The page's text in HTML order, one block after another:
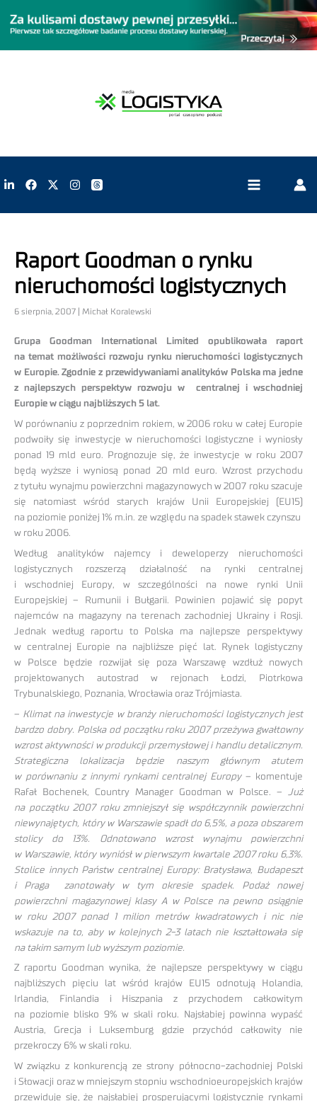
Raport Goodman o rynku
nieruchomości logistycznych
6 sierpnia, 2007 | Michał Koralewski
Grupa Goodman International Limited opublikowała raport
na temat możliwości rozwoju rynku nieruchomości logistycznych
w Europie. Zgodnie z przewidywaniami analityków Polska ma jedne
z najlepszych perspektyw rozwoju w centralnej i wschodniej
Europie w ciągu najbliższych 5 lat.
W porównaniu z poprzednim rokiem, w 2006 roku w całej Europie
podwoiły się inwestycje w nieruchomości logistyczne i wyniosły
ponad 19 mld euro. Prognozuje się, że inwestycje w roku 2007
będą wyższe i wyniosą ponad 20 mld euro. Wzrost przychodu
z tytułu wynajmu powierzchni magazynowych w 2007 roku szacuje
się natomiast wśród starych krajów Unii Europejskiej (EU15)
na poziomie poniżej 1% m.in. ze względu na spadek stawek czynszu
w roku 2006.
Według analityków najemcy i deweloperzy nieruchomości
logistycznych rozszerzą działalność na rynki centralnej
i wschodniej Europy, w szczególności na nowe rynki Unii
Europejskiej – Rumunii i Bułgarii. Powinien pojawić się popyt
najemców na magazyny na terenach zachodniej Ukrainy i Rosji.
Jednak według raportu to Polska ma najlepsze perspektywy
w centralnej Europie na najbliższe pięć lat. Rynek logistyczny
w Polsce będzie rozwijał się poza Warszawę wzdłuż nowych
projektowanych autostrad w rejonach Łodzi, Piotrkowa
Trybunalskiego, Poznania, Wrocławia oraz Trójmiasta.
– Klimat na inwestycje w branży nieruchomości logistycznych jest
bardzo dobry. Polska od początku roku 2007 przeżywa gwałtowny
wzrost aktywności w produkcji przemysłowej i handlu detalicznym.
Strategiczna lokalizacja będzie naszym głównym atutem
w porównaniu z innymi rynkami centralnej Europy– komentuje
Rafał Bochenek, Country Manager Goodman w Polsce. –
Już
na początku 2007 roku zmniejszył się współczynnik powierzchni
niewynajętych, który w Warszawie spadł do 6,5%, a poza obszarem
stolicy do 13%. Odnotowano wzrost wynajmu powierzchni
w Warszawie, który wyniósł w pierwszym kwartale 2007 roku 6,3%.
Stolice innych Państw centralnej Europy: Bratysława, Budapeszt
i Praga zanotowały w tym okresie spadek. Podaż nowej
powierzchni magazynowej klasy A w Polsce na pewno osiągnie
w roku 2007 ponad 1 milion metrów kwadratowych i nic nie
wskazuje na to, aby w kolejnych 2-3 latach nie kształtowała się
na takim samym lub wyższym poziomie.
Z raportu Goodman wynika, że najlepsze perspektywy w ciągu
najbliższych pięciu lat wśród krajów EU15 odnotują Holandia,
Irlandia, Finlandia i Hiszpania z przychodem całkowitym
na poziomie blisko 9% w skali roku. Najsłabiej powinna wypaść
Austria, Grecja i Luksemburg gdzie przychód całkowity nie
przekroczy 6% w skali roku.
W związku z konkurencją ze strony północno-zachodniej Polski
i Słowacji oraz w mniejszym stopniu wschodnioeuropejskich krajów
przewiduje się, że najsłabiej prosperującymi logistycznie rynkami